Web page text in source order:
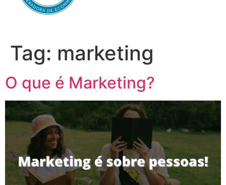
Tag: marketing
O que é Marketing?